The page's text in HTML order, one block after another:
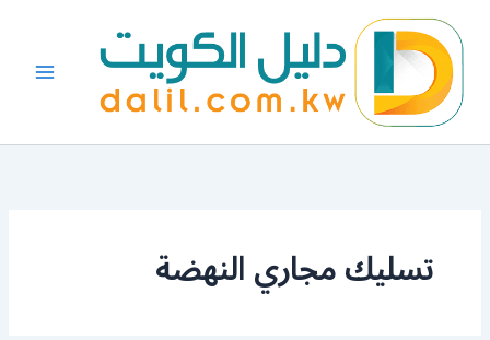
المحتوى
تسليك مجاري النهضة